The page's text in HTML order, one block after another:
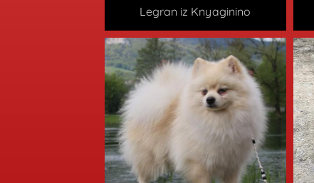
Legran iz Knyaginino